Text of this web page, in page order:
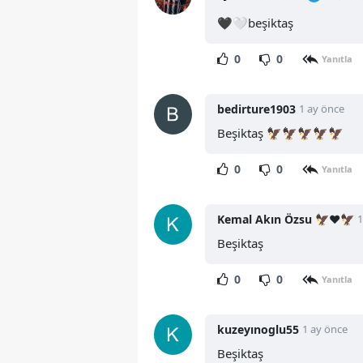
🖤🤍beşiktaş
0 0 Yanıtla
bedirture1903 1 ay önce
Beşiktaş 🦅🦅🦅🦅🦅
0 0 Yanıtla
Kemal Akın Özsu 🦅❤️🦅
Beşiktaş
0 0 Yanıtla
kuzeyınoglu55 1 ay önce
Beşiktaş